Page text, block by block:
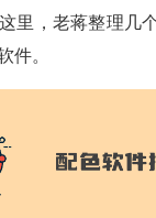
里，老蒋整理几
件。